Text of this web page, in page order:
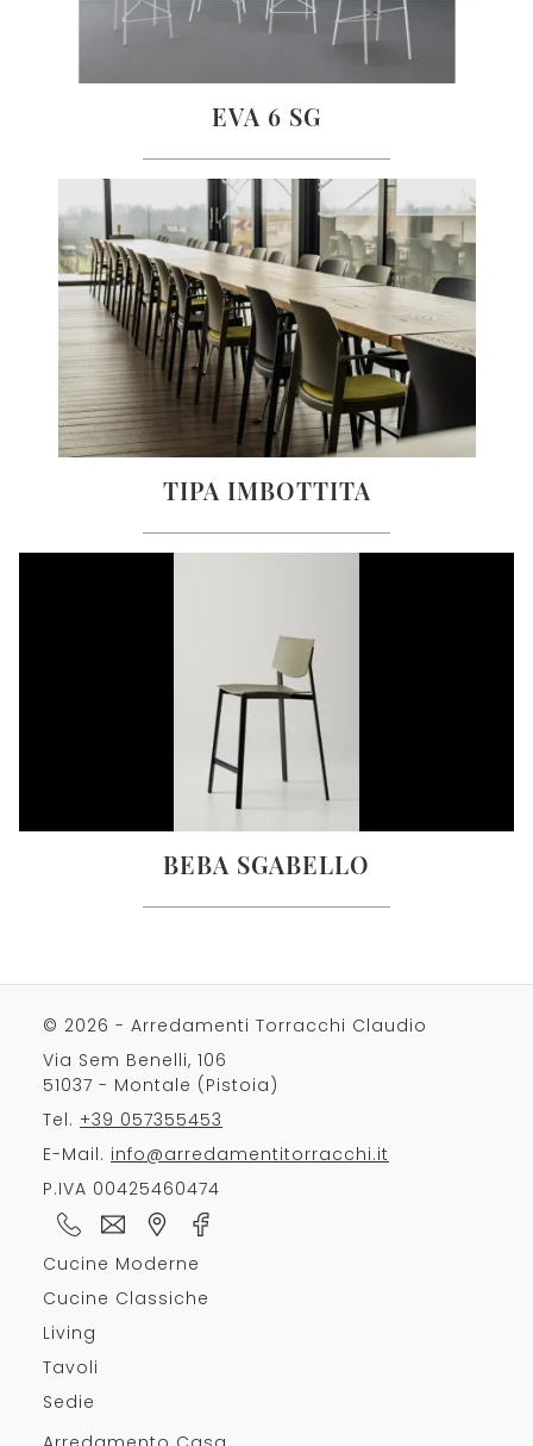
EVA 6 SG
TIPA IMBOTTITA
BEBA SGABELLO
© 2026 - Arredamenti Torracchi Claudio
Via Sem Benelli, 106
51037 - Montale (Pistoia)
Tel. +39 057355453
E-Mail. info@arredamentitorracchi.it
P.IVA 00425460474
Cucine Moderne
Cucine Classiche
Living
Tavoli
Sedie